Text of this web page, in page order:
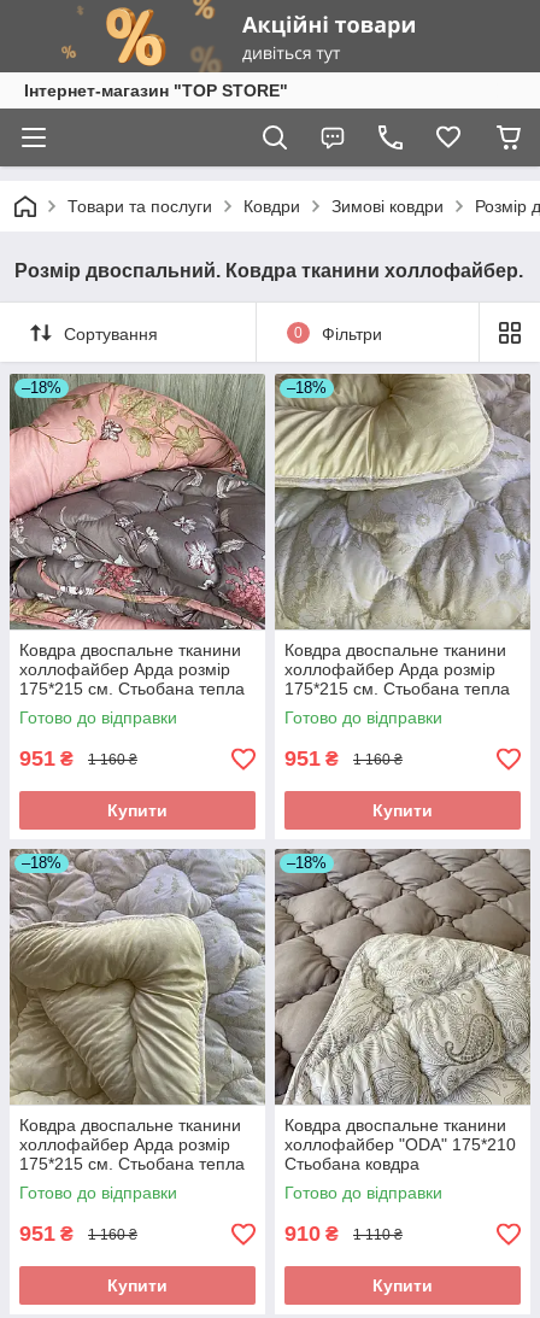
Інтернет-магазин "TOP STORE"
Товари та послуги Ковдри Зимові ковдри Розмір
Розмір двоспальний. Ковдра тканини холлофайбер.
Сортування 0 Фільтри
–18%
Ковдра двоспальне тканини
холлофайбер Арда розмір
175*215 см. Стьобана тепла
ковдра
Готово до відправки
951 ₴ 1 160 ₴
Купити
–18%
Ковдра двоспальне тканини
холлофайбер Арда розмір
175*215 см. Стьобана тепла
ковдра
Готово до відправки
951 ₴ 1 160 ₴
Купити
–18%
Ковдра двоспальне тканини
холлофайбер Арда розмір
175*215 см. Стьобана тепла
ковдра
Готово до відправки
951 ₴ 1 160 ₴
Купити
–18%
Ковдра двоспальне тканини
холлофайбер "ODA" 175*210
Стьобана ковдра
Готово до відправки
910 ₴ 1 110 ₴
Купити